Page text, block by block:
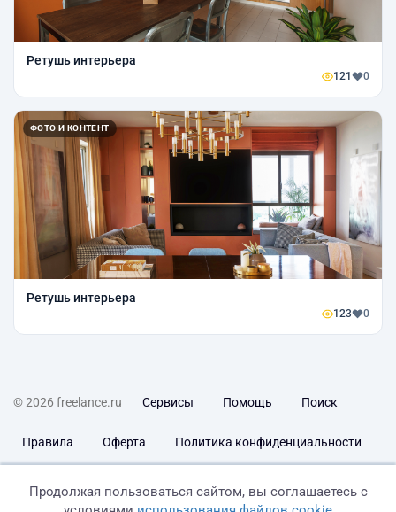
Ретушь интерьера
121 0
ФОТО И КОНТЕНТ
Ретушь интерьера
123 0
© 2026 freelance.ru Сервисы Помощь Поиск
Правила Оферта Политика конфиденциальности
Продолжая пользоваться сайтом, вы соглашаетесь с